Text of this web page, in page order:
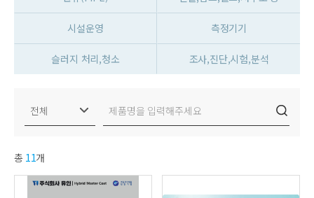
시설운영 측정기기
슬러지 처리,청소 조사,진단,시험,분석
총 11개